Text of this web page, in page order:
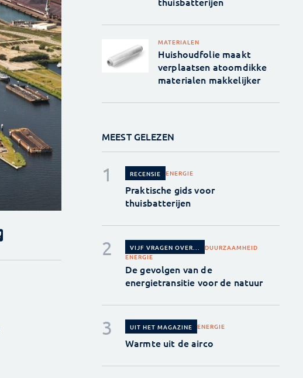
MATERIALEN
Huishoudfolie maakt
verplaatsen atoomdikke
materialen makkelijker
MEEST GELEZEN
RECENSIE ENERGIE
Praktische gids voor
thuisbatterijen
VIJF VRAGEN OVER...
DUURZAAMHEID
ENERGIE
De gevolgen van de
energietransitie voor de natuur
UIT HET MAGAZINE ENERGIE
Warmte uit de airco